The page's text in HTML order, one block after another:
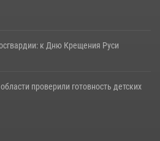
к Дню Крещения Руси
проверили готовность детских